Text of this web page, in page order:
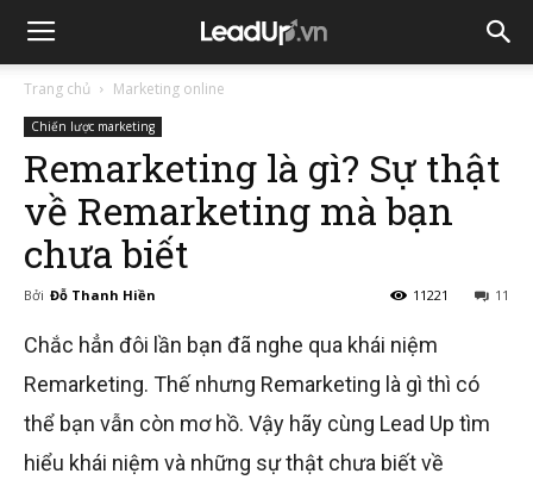
Trang chủ Marketing online
Chiến lược marketing
Remarketing là gì? Sự thật
về Remarketing mà bạn
chưa biết
Bởi Đỗ Thanh Hiền 11
11221
Chắc hẳn đôi lần bạn đã nghe qua khái niệm
Remarketing. Thế nhưng Remarketing là gì thì có
thể bạn vẫn còn mơ hồ. Vậy hãy cùng Lead Up tìm
hiểu khái niệm và những sự thật chưa biết về